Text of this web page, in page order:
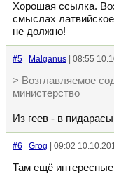
Хорошая ссылка.
смыслах
не должно!
#5 Malganus | 08:55
> Возглавляемое
министерство
Из геев - в
#6 Grog | 09:02
Там ещё